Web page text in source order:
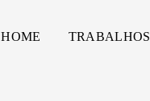
HOME TRABALHOS